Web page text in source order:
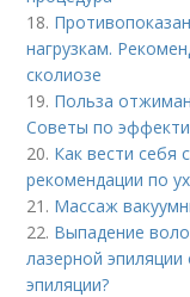
18.
нагрузкам.
сколиозе
19. Польза
Советы по
20. Как вести себя
рекомендации по
21. Массаж
22. Выпадение
лазерной
эпиляции?